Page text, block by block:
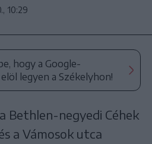
10:29
hogy a Google-
legyen a Székelyhon!
Bethlen-negyedi Céhek
a Vámosok utca